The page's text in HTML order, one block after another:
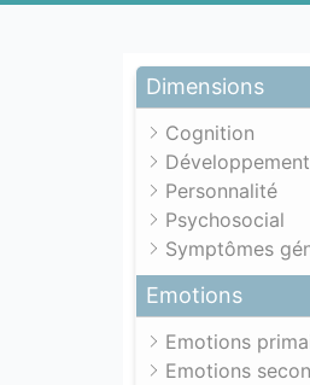
Dimensions
Cognition
Développement
Personnalité
Psychosocial
Symptômes
Emotions
Emotions
Emotions